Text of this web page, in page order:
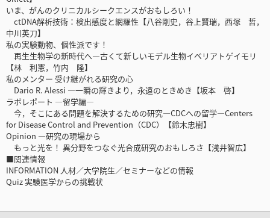
いま、がんのクリニカルシークエンスがおもしろい！
ctDNA解析技術：検出感度と網羅性【八谷剛史，谷上賢瑞，西塚 哲，
中川英刀】
私の実験動物、個性派です！
再生生物学の新時代へ―古くて新しいモデル生物イベリアトゲイモリ
【林 利憲，竹内 隆】
私のメンター 受け継がれる研究の心
Dario R. Alessi ―一瞬の輝きより，永遠のときめき【坂本 啓】
ラボレポート ―留学編―
今，そこにある問題を解決するための研究―CDCへの留学―Centers
for Disease Control and Prevention（CDC）【鈴木忠樹】
Opinion ―研究の現場から
もっと光を！ 異分野をつなぐ光合成研究のおもしろさ【浅井智広】
■関連情報
INFORMATION 人材／大学院生／セミナーなどの情報
Quiz 実験医学からの挑戦状